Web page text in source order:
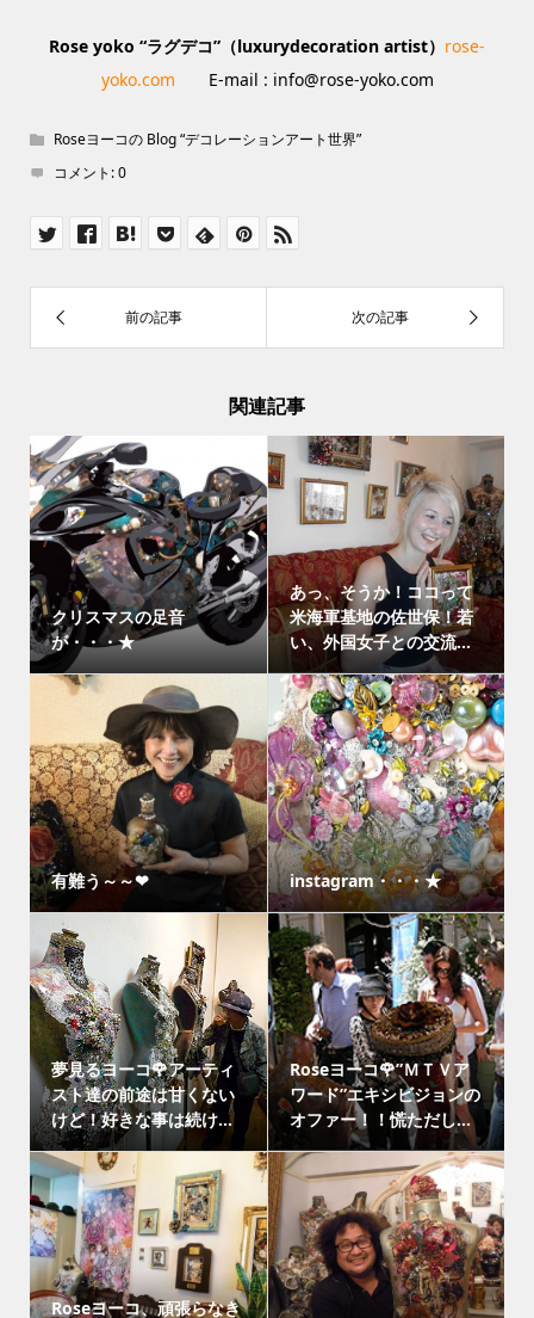
Rose yoko “ラグデコ”（luxurydecoration artist） rose-
yoko.com E-mail : info@rose-yoko.com
Roseヨーコの Blog “デコレーションアート世界”
コメント:0
関連記事
クリスマスの足音
が・・・★
あっ、そうか！ココって
米海軍基地の佐世保！若
い、外国女子との交流...
有難う～～❤ instagram・・・★
夢見るヨーコ🌹アーティ
スト達の前途は甘くない
けど！好きな事は続け...
Roseヨーコ🌹”ＭＴＶア
ワード”エキシビジョンの
オファー！！慌ただし...
Roseヨーコ、頑張らなき